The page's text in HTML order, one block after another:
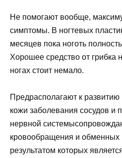
Не помогают вообще,
симптомы. В ногтевых
месяцев пока ноготь
Хорошее средство от грибка
ногах стоит немало.
Предрасполагают к
кожи заболевания сосудов и
нервной
кровообращения и обменных
результатом которых